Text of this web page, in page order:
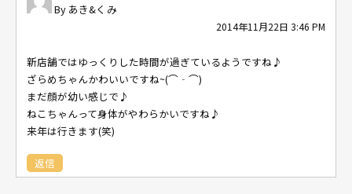
あき&くみ
2014年11月22日 3:46 PM
新店舗ではゆっくりした時間が過ぎているようですね♪
ざらめちゃんかわいいですね~(⌒‐⌒)
まだ顔が幼い感じで♪
ねこちゃんって身体がやわらかいですね♪
来年は行きます(笑)
返信